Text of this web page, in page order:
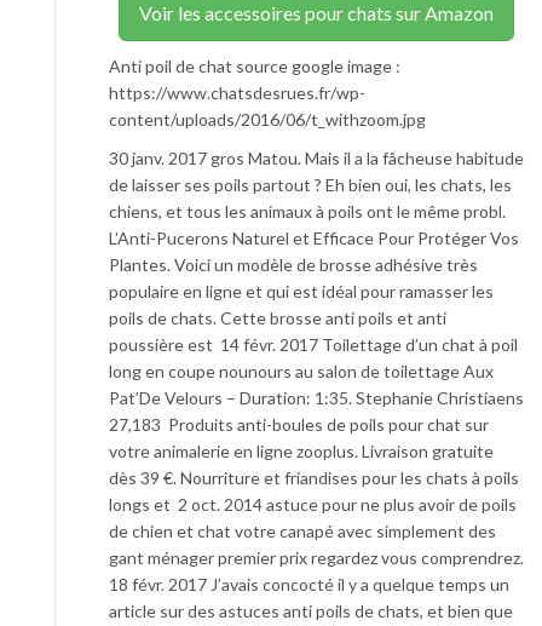
Voir les accessoires pour chats sur Amazon
Anti poil de chat source google image :
https://www.chatsdesrues.fr/wp-
content/uploads/2016/06/t_withzoom.jpg
30 janv. 2017 gros Matou. Mais il a la fâcheuse habitude
de laisser ses poils partout ? Eh bien oui, les chats, les
chiens, et tous les animaux à poils ont le même probl.
L’Anti-Pucerons Naturel et Efficace Pour Protéger Vos
Plantes. Voici un modèle de brosse adhésive très
populaire en ligne et qui est idéal pour ramasser les
poils de chats. Cette brosse anti poils et anti
poussière est 14 févr. 2017 Toilettage d’un chat à poil
long en coupe nounours au salon de toilettage Aux
Pat’De Velours – Duration: 1:35. Stephanie Christiaens
27,183 Produits anti-boules de poils pour chat sur
votre animalerie en ligne zooplus. Livraison gratuite
dès 39 €. Nourriture et friandises pour les chats à poils
longs et 2 oct. 2014 astuce pour ne plus avoir de poils
de chien et chat votre canapé avec simplement des
gant ménager premier prix regardez vous comprendrez.
18 févr. 2017 J’avais concocté il y a quelque temps un
article sur des astuces anti poils de chats, et bien que